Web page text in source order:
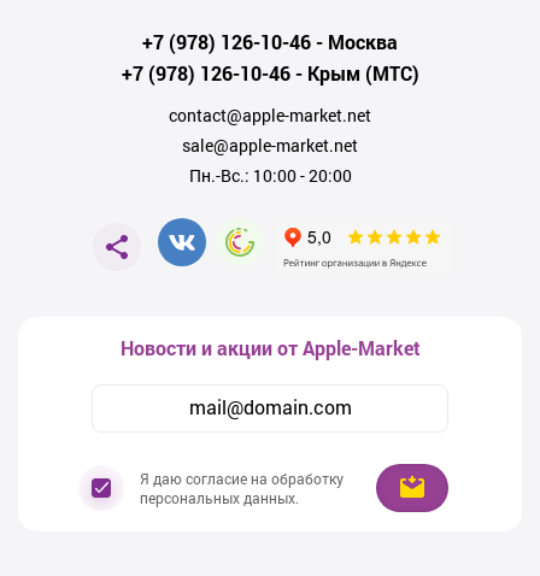
+7 (978) 126-10-46- Москва
+7 (978) 126-10-46- Крым (МТС)
contact@apple-market.net
sale@apple-market.net
Пн.-Вс.: 10:00 - 20:00
Новости и акции от Apple-Market
Я даю согласие на обработку
персональных данных.